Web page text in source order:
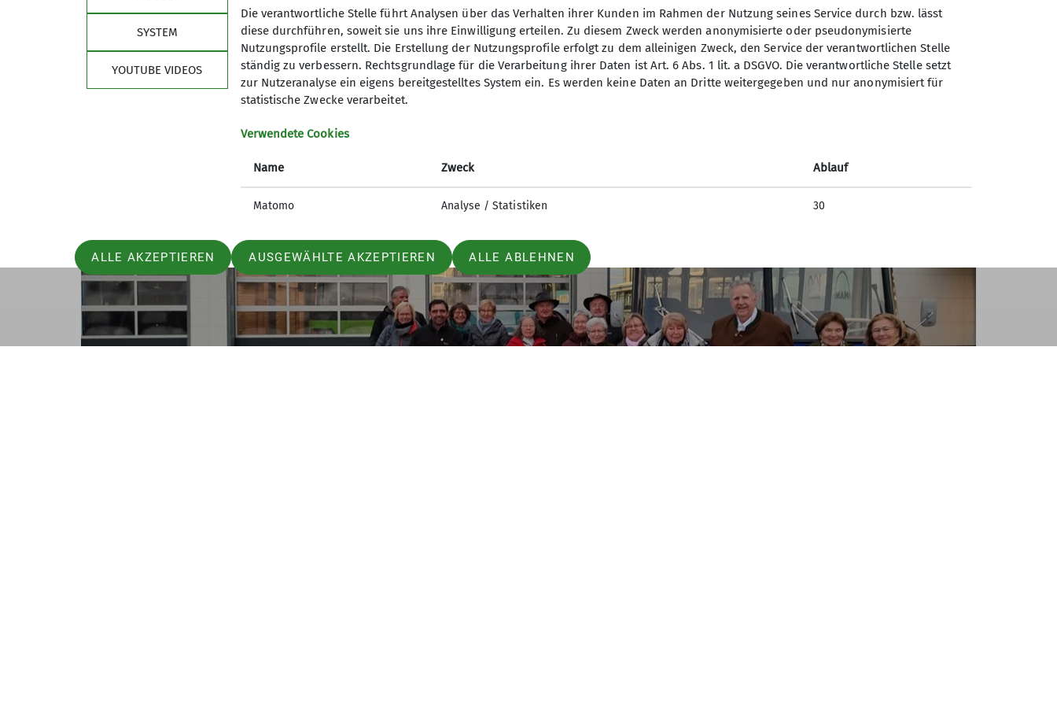
Natürlich waren auch das legendäre Goggomobil und die bekannten Eicher Traktoren zu besichtigen. Zum Abschluss wurde die Gruppe von
Herrn Auwärter persönlich mit einem Oldtimer – Doppelstock Bus bis Leonsberg gefahren. Es war ein sehr informativer Nachmittag.
SYSTEM
YOUTUBE VIDEOS
Die verantwortliche Stelle führt Analysen über das Verhalten ihrer Kunden im Rahmen der Nutzung seines Service durch bzw. lässt
diese durchführen, soweit sie uns ihre Einwilligung erteilen. Zu diesem Zweck werden anonymisierte oder pseudonymisierte
Nutzungsprofile erstellt. Die Erstellung der Nutzungsprofile erfolgt zu dem alleinigen Zweck, den Service der verantwortlichen Stelle
ständig zu verbessern. Rechtsgrundlage für die Verarbeitung ihrer Daten ist Art. 6 Abs. 1 lit. a DSGVO. Die verantwortliche Stelle setzt
zur Nutzeranalyse ein eigens bereitgestelltes System ein. Es werden keine Daten an Dritte weitergegeben und nur anonymisiert für
statistische Zwecke verarbeitet.
Verwendete Cookies
Name Zweck Ablauf
Matomo Analyse / Statistiken 30
ALLE AKZEPTIEREN AUSGEWÄHLTE AKZEPTIEREN ALLE ABLEHNEN